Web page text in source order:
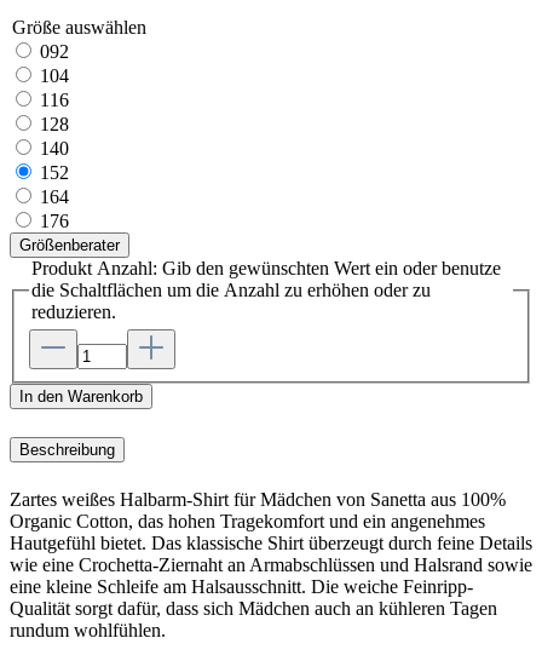
Größe auswählen
092
104
116
128
140
152
164
176
Größenberater
Produkt Anzahl: Gib den gewünschten Wert ein oder benutze
die Schaltflächen um die Anzahl zu erhöhen oder zu
reduzieren.
In den Warenkorb
Beschreibung
Zartes weißes Halbarm-Shirt für Mädchen von Sanetta aus 100%
Organic Cotton, das hohen Tragekomfort und ein angenehmes
Hautgefühl bietet. Das klassische Shirt überzeugt durch feine Details
wie eine Crochetta-Ziernaht an Armabschlüssen und Halsrand sowie
eine kleine Schleife am Halsausschnitt. Die weiche Feinripp-
Qualität sorgt dafür, dass sich Mädchen auch an kühleren Tagen
rundum wohlfühlen.